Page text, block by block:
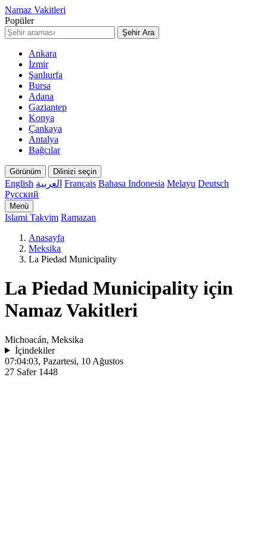
Namaz Vakitleri
Popüler
Şehir Ara
Ankara
İzmir
Şanlıurfa
Bursa
Adana
Gaziantep
Konya
Çankaya
Antalya
Bağcılar
Görünüm Dilinizi seçin
English العربية Français Bahasa Indonesia Melayu Deutsch
Русский
Menü
Islami Takvim Ramazan
Anasayfa
Meksika
La Piedad Municipality
La Piedad Municipality için
Namaz Vakitleri
Michoacán, Meksika
İçindekiler
07:04:03, Pazartesi, 10 Ağustos
27 Safer 1448